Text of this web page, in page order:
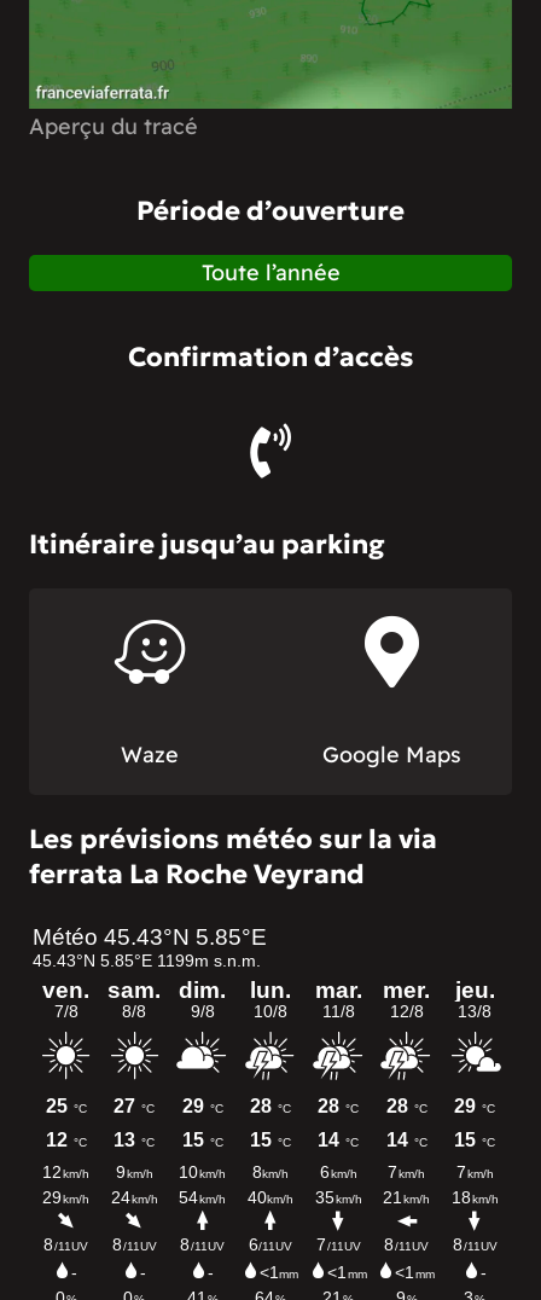
Aperçu du tracé
Période d’ouverture
Toute l’année
Confirmation d’accès
Itinéraire jusqu’au parking
Waze Google Maps
Les prévisions météo sur la via
ferrata La Roche Veyrand